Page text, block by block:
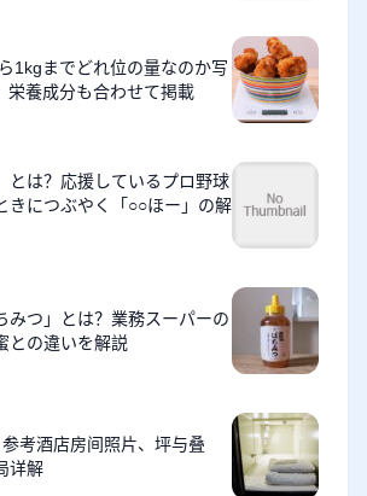
1kgまでどれ位の量なのか写
栄養成分も合わせて掲載
とは？応援しているプロ野球
きにつぶやく「○○ほー」の解
みつ」とは？業務スーパーの
との違いを解説
考酒店房间照片、坪与叠
详解